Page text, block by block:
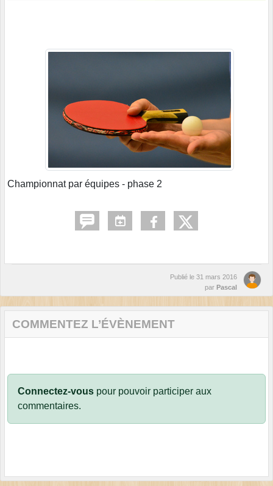
Championnat par équipes - phase 2
Publié le 31 mars 2016
par Pascal
COMMENTEZ L’ÉVÈNEMENT
Connectez-vous pour pouvoir participer aux
commentaires.